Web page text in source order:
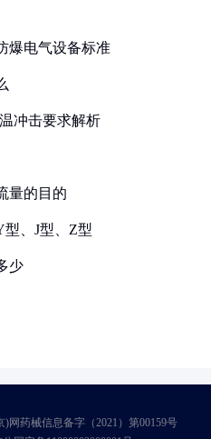
爆电气设备标准
冲击要求解析
量的目的
、J型、Z型
少
网药械信息备字（2021）第00159号